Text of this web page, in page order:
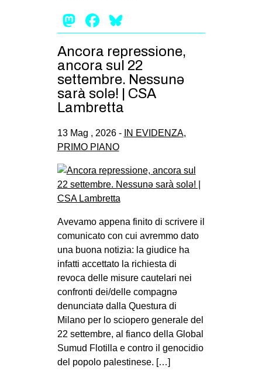
Mastodon
Facebook
Ancora repressione,
ancora sul 22
settembre. Nessunə
sarà solə! | CSA
Lambretta
13 Mag , 2026 - IN EVIDENZA,
PRIMO PIANO
Avevamo appena finito di scrivere il
comunicato con cui avremmo dato
una buona notizia: la giudice ha
infatti accettato la richiesta di
revoca delle misure cautelari nei
confronti dei/delle compagnə
denunciatə dalla Questura di
Milano per lo sciopero generale del
22 settembre, al fianco della Global
Sumud Flotilla e contro il genocidio
del popolo palestinese. […]